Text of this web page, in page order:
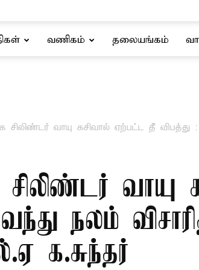
வணிகம் தலையங்கம்
சிலிண்டர் வாயு கசிவால் ஏற்பட்ட தீ விபத்து
சிலிண்டர்
நலம்
க.சுந்தர்